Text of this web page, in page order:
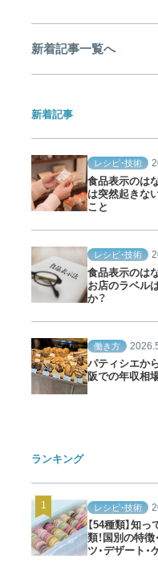
新着記事一覧へ
新着記事
レシピ・技術
食品表示のは
は突然起きな
こと
レシピ・技術
食品表示のは
お店のラベル
か？
働き方
パティシエか
阪での年収相
ランキング
レシピ・技術
【54種類】知
類！国別の特徴
ツ・デザート・